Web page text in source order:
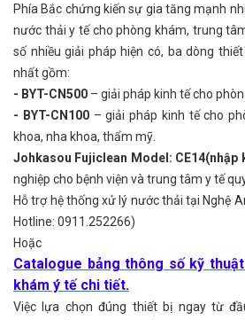
Phía Bắc chứng kiến sự gia tăng mạnh
nước thải y tế cho phòng khám, trung
số nhiều giải pháp hiện có, ba dòng
nhất gồm:
- BYT-CN500 – giải pháp kinh tế cho
- BYT-CN100– giải pháp kinh tế cho
khoa, nha khoa, thẩm mỹ.
Johkasou Fujiclean Model: CE14(nhập
nghiệp cho bệnh viện và trung tâm y tế
Hỗ trợ hệ thống xử lý nước thải tại Nghệ
Hotline: 0911.252266)
Hoặc
Catalogue bảng thông số kỹ
khám ý tế chi tiết.
Việc lựa chọn đúng thiết bị ngay từ